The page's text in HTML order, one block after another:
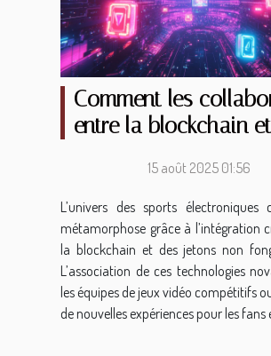
Comment les
entre la blockchain
électroniques
elles l'avenir des
fongibles ?
15 août 2025 01:56
L’univers des sports électroniques
métamorphose grâce à l’intégration
la blockchain et des jetons non
L’association de ces technologies
les équipes de jeux vidéo compétitifs
de nouvelles expériences pour les fans